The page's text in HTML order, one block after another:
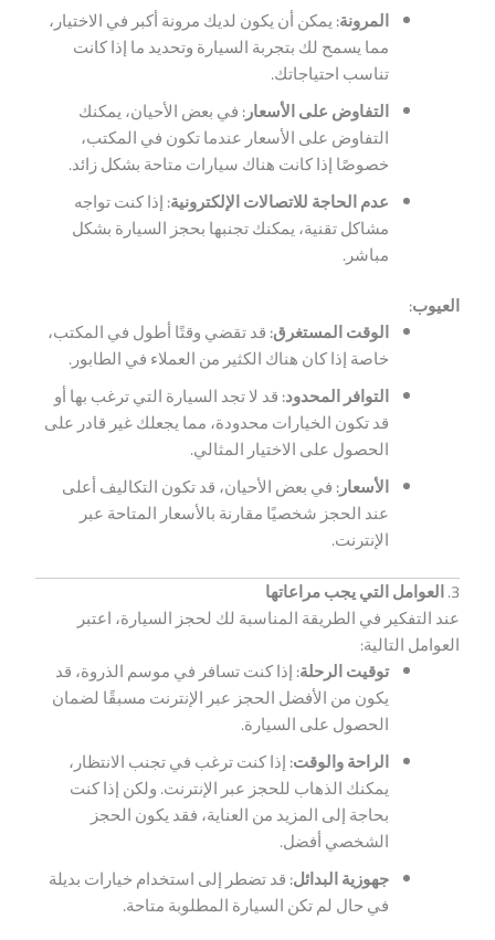
المرونة:يمكن أن يكون لديك مرونة أكبر في الاختيار،
مما يسمح لك بتجربة السيارة وتحديد ما إذا كانت
تناسب احتياجاتك.
التفاوض على الأسعار:في بعض الأحيان، يمكنك
التفاوض على الأسعار عندما تكون في المكتب،
خصوصًا إذا كانت هناك سيارات متاحة بشكل زائد.
عدم الحاجة للاتصالات الإلكترونية:إذا كنت تواجه
مشاكل تقنية، يمكنك تجنبها بحجز السيارة بشكل
مباشر.
العيوب:
الوقت المستغرق:قد تقضي وقتًا أطول في المكتب،
خاصة إذا كان هناك الكثير من العملاء في الطابور.
التوافر المحدود:قد لا تجد السيارة التي ترغب بها أو
قد تكون الخيارات محدودة، مما يجعلك غير قادر على
الحصول على الاختيار المثالي.
الأسعار:في بعض الأحيان، قد تكون التكاليف أعلى
عند الحجز شخصيًا مقارنة بالأسعار المتاحة عبر
الإنترنت.
العوامل التي يجب مراعاتها
عند التفكير في الطريقة المناسبة لك لحجز السيارة، اعتبر
العوامل التالية:
توقيت الرحلة:إذا كنت تسافر في موسم الذروة، قد
يكون من الأفضل الحجز عبر الإنترنت مسبقًا لضمان
الحصول على السيارة.
الراحة والوقت:إذا كنت ترغب في تجنب الانتظار،
يمكنك الذهاب للحجز عبر الإنترنت. ولكن إذا كنت
بحاجة إلى المزيد من العناية، فقد يكون الحجز
الشخصي أفضل.
جهوزية البدائل:قد تضطر إلى استخدام خيارات بديلة
في حال لم تكن السيارة المطلوبة متاحة.